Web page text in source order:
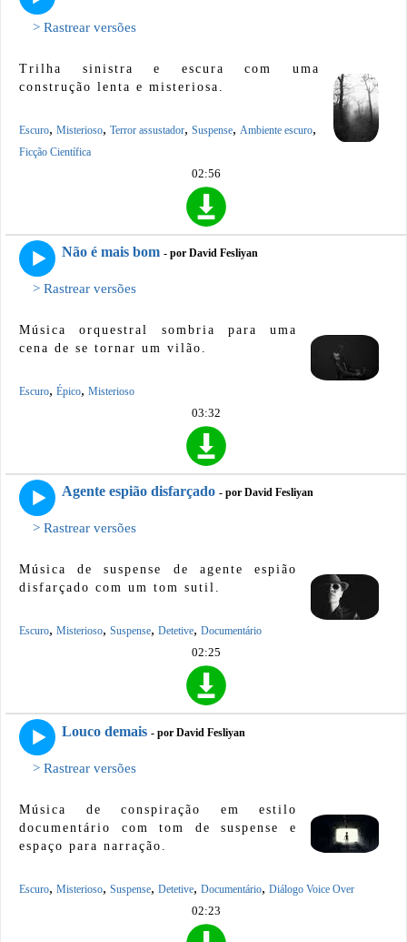
> Rastrear versões
Trilha sinistra e escura com uma
construção lenta e misteriosa.
Escuro, Misterioso, Terror assustador, Suspense, Ambiente escuro,
Ficção Científica
02:56
Não é mais bom - por David Fesliyan
> Rastrear versões
Música orquestral sombria para uma
cena de se tornar um vilão.
Escuro, Épico, Misterioso
03:32
Agente espião disfarçado - por David Fesliyan
> Rastrear versões
Música de suspense de agente espião
disfarçado com um tom sutil.
Escuro, Misterioso, Suspense, Detetive, Documentário
02:25
Louco demais - por David Fesliyan
> Rastrear versões
Música de conspiração em estilo
documentário com tom de suspense e
espaço para narração.
Escuro, Misterioso, Suspense, Detetive, Documentário, Diálogo Voice Over
02:23